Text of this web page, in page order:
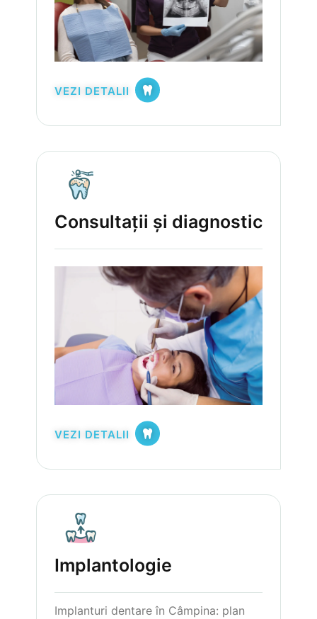
VEZI DETALII
Consultații și diagnostic
VEZI DETALII
Implantologie
Implanturi dentare în Câmpina: plan